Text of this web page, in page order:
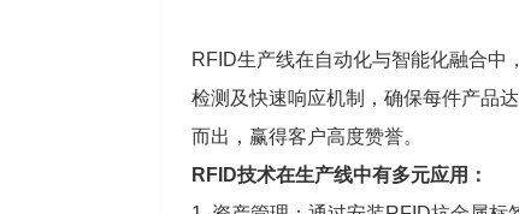
RFID生产线在自动化与智能化融合中
检测及快速响应机制，确保每件产品
而出，赢得客户高度赞誉。
RFID技术在生产线中有多元应用：